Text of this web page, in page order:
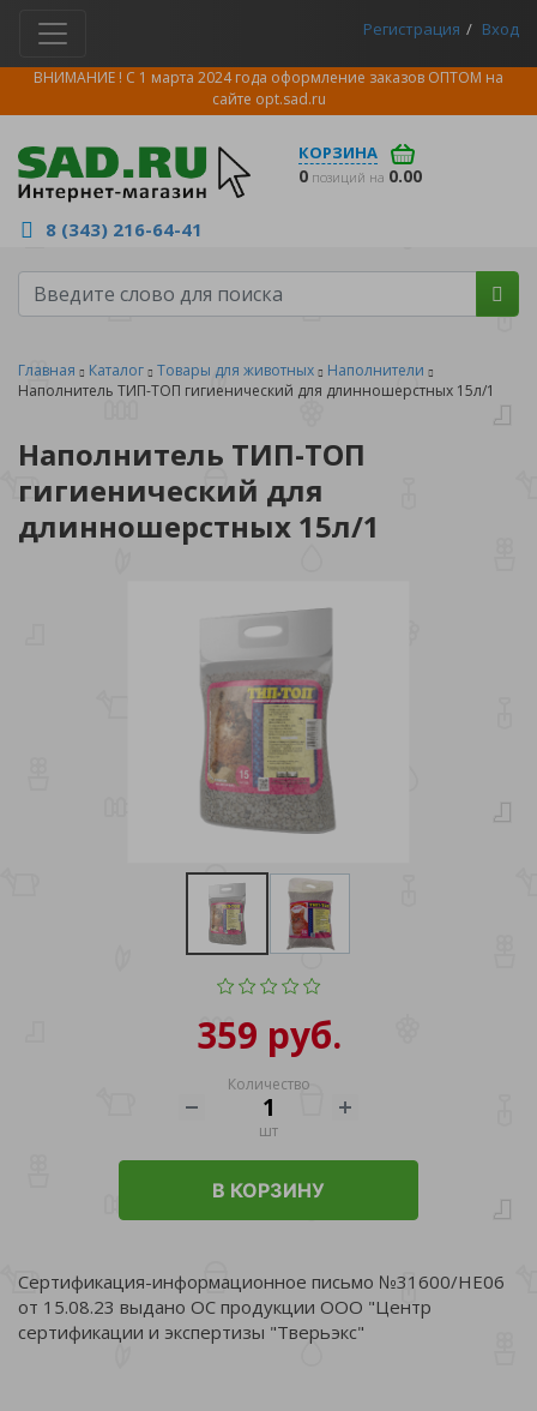
Регистрация Вход
ВНИМАНИЕ ! С 1 марта 2024 года оформление заказов ОПТОМ на
сайте opt.sad.ru
КОРЗИНА
0 позиций на 0.00
8 (343) 216-64-41
Главная Каталог Товары для животных
Наполнители
Наполнитель ТИП-ТОП гигиенический для длинношерстных 15л/1
Наполнитель ТИП-ТОП
гигиенический для
длинношерстных 15л/1
359 руб.
Количество
шт
В КОРЗИНУ
Сертификация-информационное письмо №31600/НЕ06
от 15.08.23 выдано ОС продукции ООО "Центр
сертификации и экспертизы "Тверьэкс"